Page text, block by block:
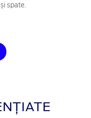
spate.